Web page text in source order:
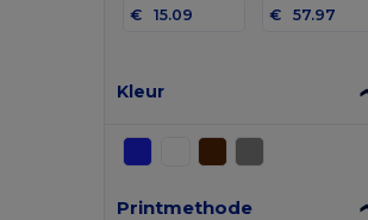
€
€
Kleur
Printmethode